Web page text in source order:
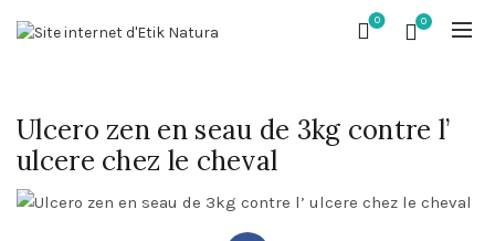
0 0
Ulcero zen en seau de 3kg contre l’
ulcere chez le cheval